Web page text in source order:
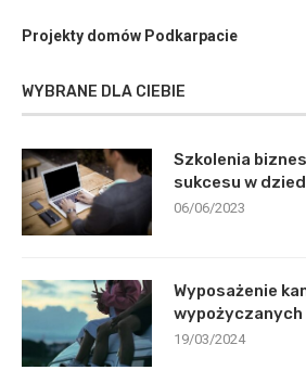
Projekty domów Podkarpacie
WYBRANE DLA CIEBIE
Szkolenia
sukcesu w
06/06/2023
Wyposażenie
wypożyczanych
19/03/2024